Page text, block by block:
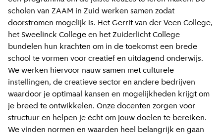
scholen van ZAAM in Zuid werken samen zodat
doorstromen mogelijk is. Het Gerrit van der Veen College,
het Sweelinck College en het Zuiderlicht College
bundelen hun krachten om in de toekomst een brede
school te vormen voor creatief en uitdagend onderwijs.
We werken hiervoor nauw samen met culturele
instellingen, de creatieve sector en andere bedrijven
waardoor je optimaal kansen en mogelijkheden krijgt om
je breed te ontwikkelen. Onze docenten zorgen voor
structuur en helpen je écht om jouw doelen te bereiken.
We vinden normen en waarden heel belangrijk en gaan